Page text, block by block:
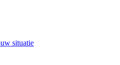
situatie